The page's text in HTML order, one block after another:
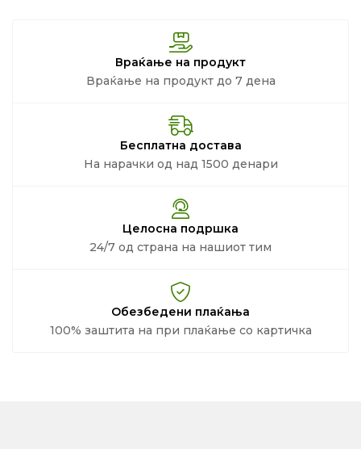
Враќање на продукт
Враќање на продукт до 7 дена
Бесплатна достава
На нарачки од над 1500 денари
Целосна подршка
24/7 од страна на нашиот тим
Обезбедени плаќања
100% заштита на при плаќање со картичка